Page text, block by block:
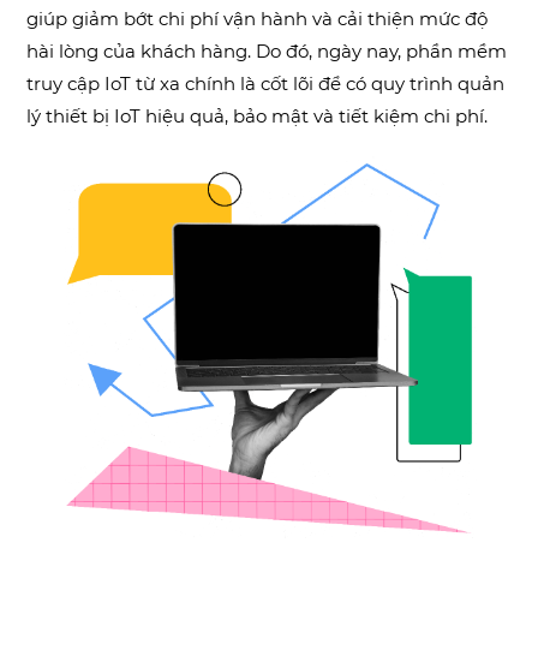
giúp giảm bớt chi phí vận hành và cải thiện mức độ
hài lòng của khách hàng. Do đó, ngày nay, phần mềm
truy cập IoT từ xa chính là cốt lõi để có quy trình quản
lý thiết bị IoT hiệu quả, bảo mật và tiết kiệm chi phí.